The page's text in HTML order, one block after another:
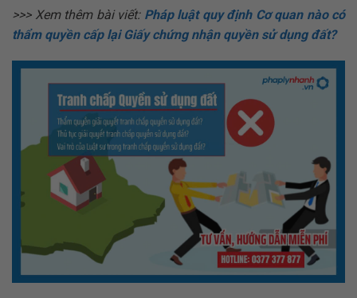
>>> Xem thêm bài viết: Pháp luật quy định Cơ quan nào có
thẩm quyền cấp lại Giấy chứng nhận quyền sử dụng đất?